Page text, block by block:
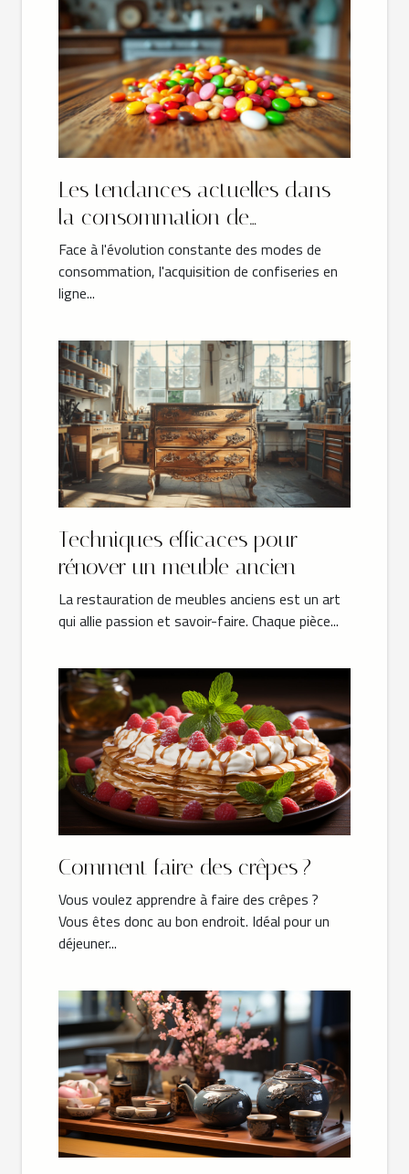
Les tendances actuelles dans
la consommation de
confiseries en ligne
Face à l'évolution constante des modes de
consommation, l'acquisition de confiseries en
ligne...
Techniques efficaces pour
rénover un meuble ancien
La restauration de meubles anciens est un art
qui allie passion et savoir-faire. Chaque pièce...
Comment faire des crêpes ?
Vous voulez apprendre à faire des crêpes ?
Vous êtes donc au bon endroit. Idéal pour un
déjeuner...